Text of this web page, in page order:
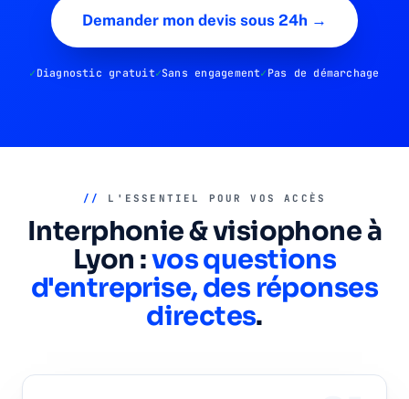
Demander mon devis sous 24h →
Diagnostic gratuit Sans engagement Pas de démarchage
// L'ESSENTIEL POUR VOS ACCÈS
Interphonie & visiophone à
Lyon :vos questions
d'entreprise, des réponses
directes.